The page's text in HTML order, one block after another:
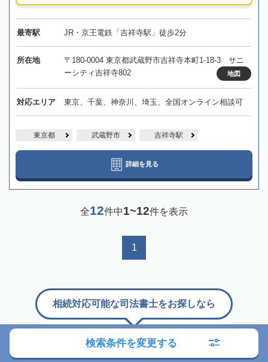
最寄駅 JR・京王電鉄「吉祥寺駅」徒歩2分
所在地
〒180-0004 東京都武蔵野市吉祥寺本町1-18-3 サニ
ーシティ吉祥寺802
地図
対応エリア 東京、千葉、神奈川、埼玉、全国オンライン相談可
東京都 武蔵野市 吉祥寺駅
詳細を見る
全12件中1~12件を表示
1
「相続会議」の
相続対応可能な司法書士をお探しなら
検索条件を変更する